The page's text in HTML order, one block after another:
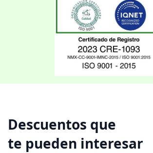
Descuentos que
te pueden interesar